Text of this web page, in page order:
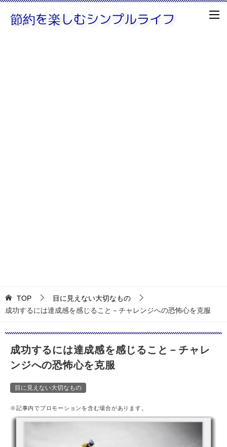
TOP
目に見えない大切なもの
成功するには達成感を感じること－チャレンジへの恐怖心を克服
成功するには達成感を感じること－チャレ
ンジへの恐怖心を克服
目に見えない大切なもの
※記事内でプロモーションを含む場合があります。